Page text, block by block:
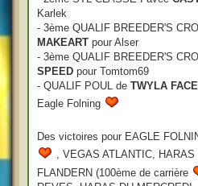
Karlek
- 3ème QUALIF BREEDER'S
MAKEART pour Alser
- 3ème QUALIF BREEDER'S
SPEED pour Tomtom69
- QUALIF POUL de TWYLA FACE
Eagle Folning
Des victoires pour EAGLE
, VEGAS ATLANTIC,
FLANDERN (100ème de carrière